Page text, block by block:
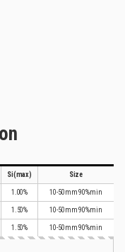
Si(max) Size
1.00% 10-50mm 90%min
1.50% 10-50mm 90%min
1.50% 10-50mm 90%min